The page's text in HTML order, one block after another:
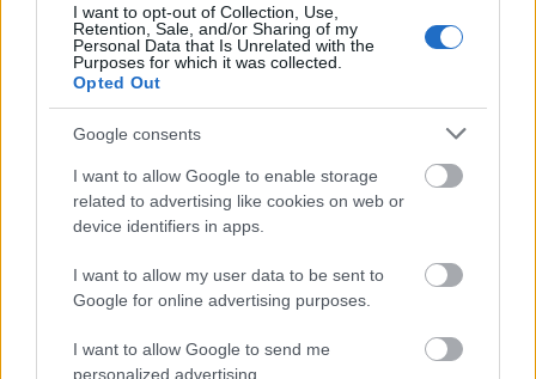
I want to opt-out of Collection, Use,
Retention, Sale, and/or Sharing of my
Personal Data that Is Unrelated with the
Purposes for which it was collected.
Opted Out
Google consents
I want to allow Google to enable storage
related to advertising like cookies on web or
device identifiers in apps.
I want to allow my user data to be sent to
Google for online advertising purposes.
I want to allow Google to send me
personalized advertising.